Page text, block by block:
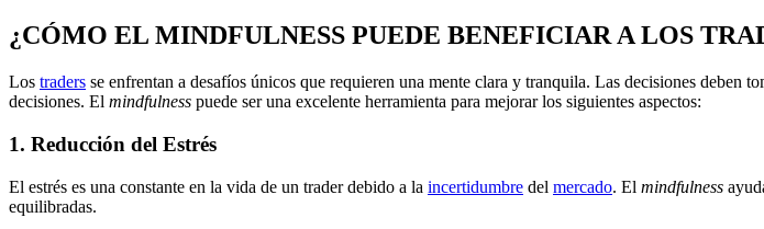
¿CÓMO EL MINDFULNESS PUEDE BENEFICIAR A LOS
Los traders se enfrentan a desafíos únicos que requieren una mente clara y tranquila. Las decisiones deben
decisiones. El mindfulness puede ser una excelente herramienta para mejorar los siguientes aspectos:
1. Reducción del Estrés
El estrés es una constante en la vida de un trader debido a la incertidumbre del mercado. El mindfulness
equilibradas.